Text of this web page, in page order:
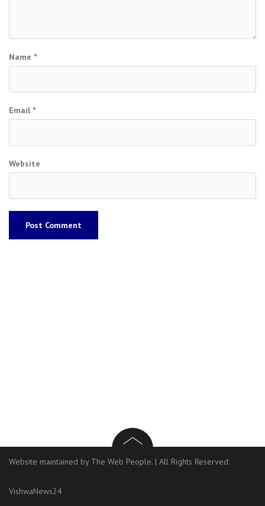
Name *
Email *
Website
Website maintained by The Web People. | All Rights Reserved:
VishwaNews24